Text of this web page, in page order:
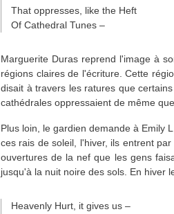
That oppresses, like the Heft
Of Cathedral Tunes –
Marguerite Duras reprend l'image à
régions claires de l'écriture. Cette
disait à travers les ratures que
cathédrales oppressaient de même
Plus loin, le gardien demande à Emily
ces rais de soleil, l'hiver, ils entrent
ouvertures de la nef que les gens
jusqu'à la nuit noire des sols. En hiver
Heavenly Hurt, it gives us –